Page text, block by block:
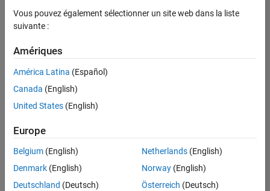
Applications et outils commerciaux
Gestion des programmes
Actuellement,
aucune
offre
d'emploi
correspondant
à vos
critères
de
recherche.
Vous pouvez également sélectionner un site web dans la liste
suivante :
Amériques
América Latina (Español)
Canada (English)
United States (English)
Europe
Belgium (English)
Denmark (English)
Deutschland (Deutsch)
Netherlands(English)
Norway(English)
Österreich (Deutsch)